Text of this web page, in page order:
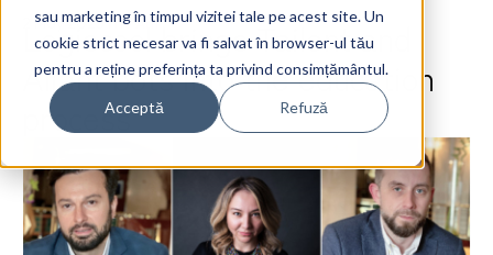
sau marketing în timpul vizitei tale pe acest site. Un
cookie strict necesar va fi salvat în browser-ul tău
pentru a reține preferința ta privind consimțământul.
Acceptă Refuză
Logiscool brings Tailent and
Aliant bots into the education
process
2 May 2023The Ant